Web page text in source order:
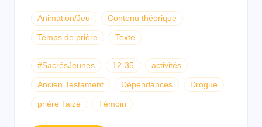
Animation/Jeu Contenu théorique
Temps de prière Texte
#SacrésJeunes 12-35 activités
Ancien Testament Dépendances Drogue
prière Taizé Témoin